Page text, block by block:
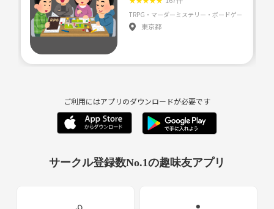
* 申し訳ありませんが、ボードゲーム以外の他のサークルの主催者、イ
ベントの宣伝やビジネス・宗教勧誘目的でのご参加はご遠慮いただいて
おります。
※勧誘があった場合、主催者までご一報ください。対応いたします。
最高の仲間と出会えることを、心から楽しみにしています！
ご応募、お待ちしてま〜す！
TRPG・マーダーミステリー・ボードゲームを中
東京都
ご利用にはアプリのダウンロードが必要です
サークル登録数No.1の趣味友アプリ